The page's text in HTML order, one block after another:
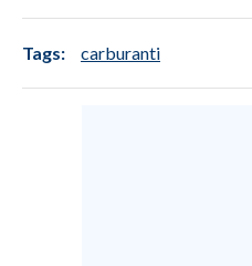
Tags: carburanti